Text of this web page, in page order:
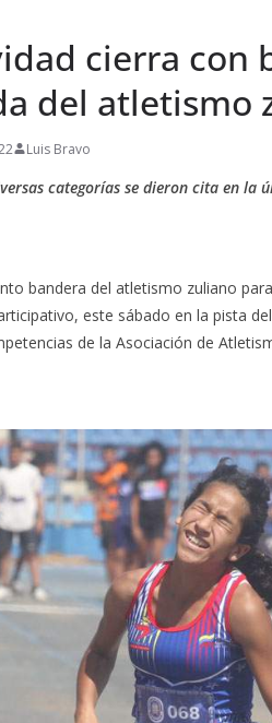
cierra con
del atletismo
Luis Bravo
categorías se dieron cita en la
bandera del atletismo zuliano
este sábado en la pista
de la Asociación de